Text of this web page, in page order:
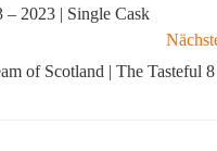
– 2023 | Single Cask
of Scotland | The Tasteful 8